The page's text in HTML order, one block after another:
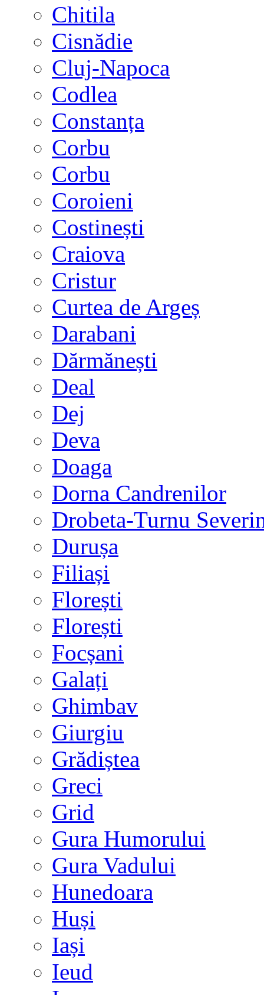
Chitila
Cisnădie
Cluj-Napoca
Codlea
Constanța
Corbu
Corbu
Coroieni
Costinești
Craiova
Cristur
Curtea de Argeș
Darabani
Dărmănești
Deal
Dej
Deva
Doaga
Dorna Candrenilor
Drobeta-Turnu
Durușa
Filiași
Florești
Florești
Focșani
Galați
Ghimbav
Giurgiu
Grădiștea
Greci
Grid
Gura Humorului
Gura Vadului
Hunedoara
Huși
Iași
Ieud